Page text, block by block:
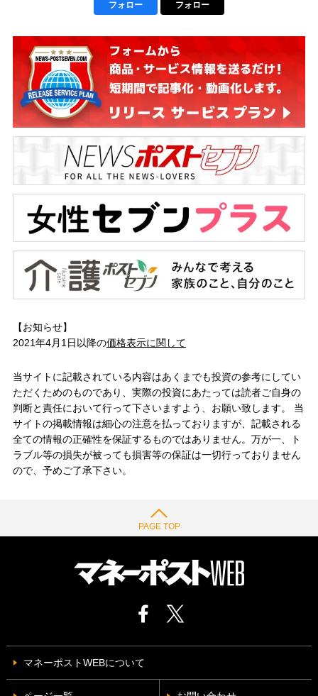
フォロー フォロー
【お知らせ】
2021年4月1日以降の価格表示に関して
当サイトに記載されている内容はあくまでも投資の参考にしてい
ただくためのものであり、実際の投資にあたっては読者ご自身の
判断と責任において行って下さいますよう、お願い致します。 当
サイトの掲載情報は細心の注意を払っておりますが、記載される
全ての情報の正確性を保証するものではありません。万が一、ト
ラブル等の損失が被っても損害等の保証は一切行っておりません
ので、予めご了承下さい。
PAGE TOP
マネーポストWEBについて